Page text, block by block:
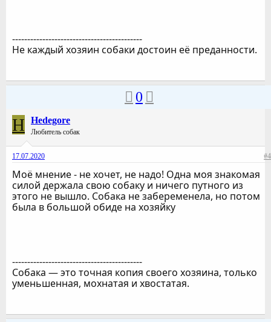
-------------------------------------------
Не каждый хозяин собаки достоин её преданности.
0
H Hedegore
Любитель собак
17.07.2020 #4
Моё мнение - не хочет, не надо! Одна моя знакомая
силой держала свою собаку и ничего путного из
этого не вышло. Собака не забеременела, но потом
была в большой обиде на хозяйку
-------------------------------------------
Собака — это точная копия своего хозяина, только
уменьшенная, мохнатая и хвостатая.